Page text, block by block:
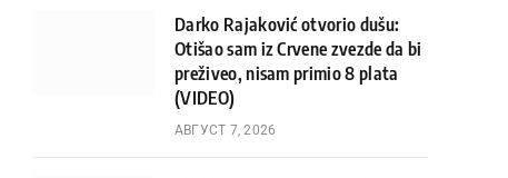
Darko Rajaković otvorio dušu:
Otišao sam iz Crvene zvezde da bi
preživeo, nisam primio 8 plata
(VIDEO)
АВГУСТ 7, 2026